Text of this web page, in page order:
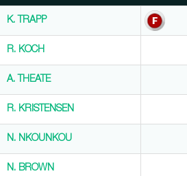
Spieler
Highlights
K. TRAPP
R. KOCH
A. THEATE
R. KRISTENSEN
N. NKOUNKOU
N. BROWN
K. TRAPP
R. KOCH
A. THEATE
R. KRISTENSEN
N. NKOUNKOU
N. BROWN